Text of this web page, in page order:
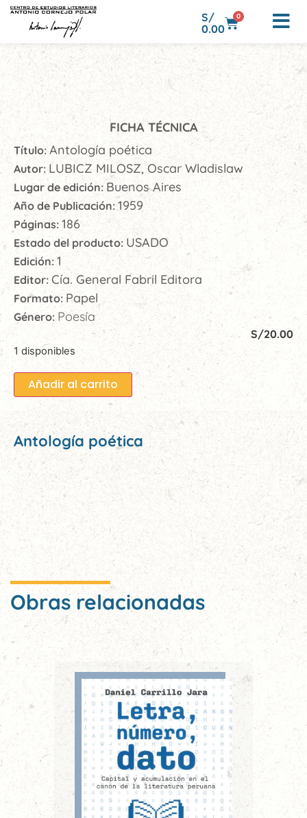
S/
0.00
0
FICHA TÉCNICA
Título: Antología poética
Autor: LUBICZ MILOSZ, Oscar Wladislaw
Lugar de edición: Buenos Aires
Año de Publicación:1959
Páginas: 186
Estado del producto: USADO
Edición: 1
Editor: Cía. General Fabril Editora
Formato: Papel
Género: Poesía
S/20.00
1 disponibles
Añadir al carrito
Antología poética
Obras relacionadas